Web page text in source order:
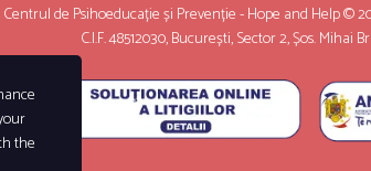
de Psihoeducație și Prevenție - Hope and Help ©
C.I.F. 48512030, București, Sector 2, Șos. Mihai
the